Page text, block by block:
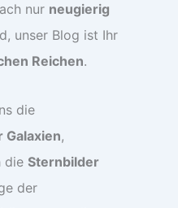
nur neugierig
unser Blog ist Ihr
Reichen.
die
Galaxien,
die Sternbilder
der